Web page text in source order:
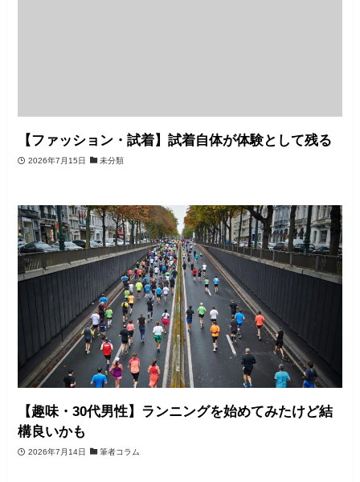
【ファッション・試着】試着自体が体験として残る
2026年7月15日 未分類
【趣味・30代男性】ランニングを始めてみたけど結
構良いかも
2026年7月14日 筆者コラム